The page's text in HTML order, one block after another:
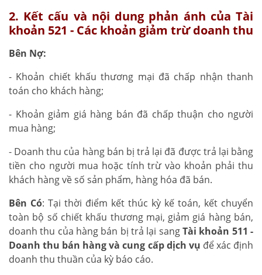
2. Kết cấu và nội dung phản ánh của Tài
khoản 521 - Các khoản giảm trừ doanh thu
Bên Nợ:
- Khoản chiết khấu thương mại đã chấp nhận thanh
toán cho khách hàng;
- Khoản giảm giá hàng bán đã chấp thuận cho người
mua hàng;
- Doanh thu của hàng bán bị trả lại đã được trả lại bằng
tiền cho người mua hoặc tính trừ vào khoản phải thu
khách hàng về số sản phẩm, hàng hóa đã bán.
Bên Có: Tại thời điểm kết thúc kỳ kế toán, kết chuyển
toàn bộ số chiết khấu thương mại, giảm giá hàng bán,
doanh thu của hàng bán bị trả lại sangTài khoản 511 -
Doanh thu bán hàng và cung cấp dịch vụ để xác định
doanh thu thuần của kỳ báo cáo.